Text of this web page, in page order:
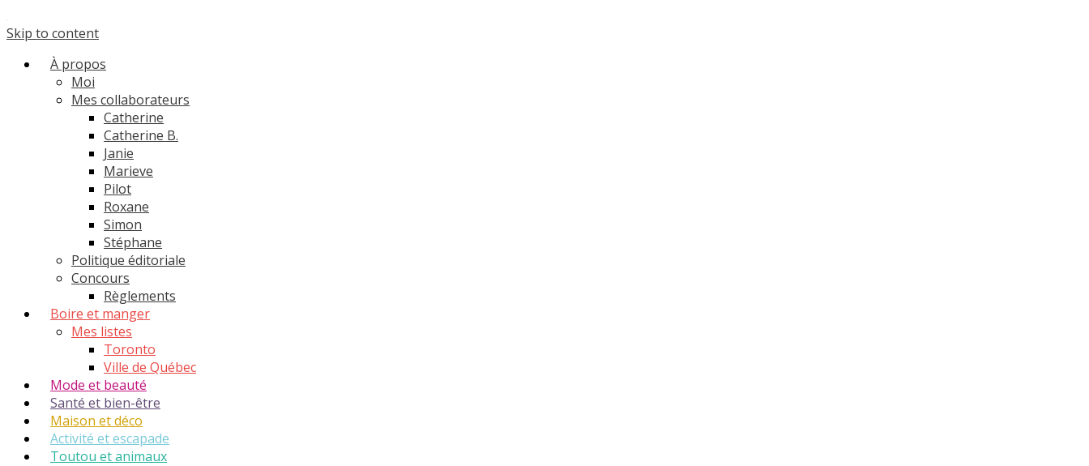
Skip to content
À propos
Moi
Mes collaborateurs
Catherine
Catherine B.
Janie
Marieve
Pilot
Roxane
Simon
Stéphane
Politique éditoriale
Concours
Règlements
Boire et manger
Mes listes
Toronto
Ville de Québec
Mode et beauté
Santé et bien-être
Maison et déco
Activité et escapade
Toutou et animaux